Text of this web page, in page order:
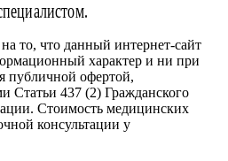
то, что данный интернет-сайт
характер и ни при
публичной офертой,
Статьи 437 (2) Гражданского
Стоимость медицинских
консультации у